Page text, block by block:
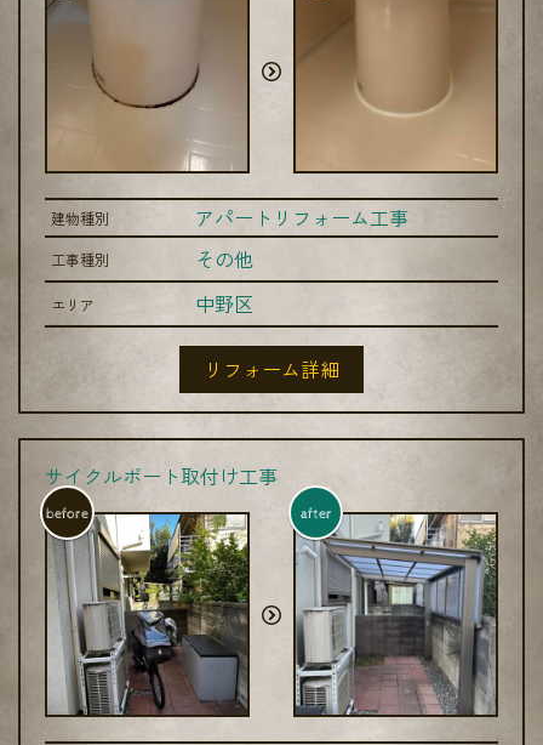
建物種別 アパートリフォーム工事
工事種別 その他
エリア 中野区
リフォーム詳細
サイクルポート取付け工事
before after